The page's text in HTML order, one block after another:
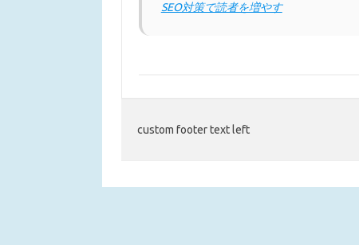
SEO対策で読者を増やす
custom footer text left